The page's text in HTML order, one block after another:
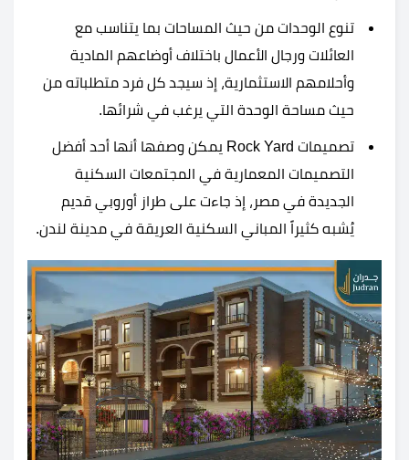
تنوع الوحدات من حيث المساحات بما يتناسب مع
العائلات ورجال الأعمال باختلاف أوضاعهم المادية
وأحلامهم الاستثمارية، إذ سيجد كل فرد متطلباته من
حيث مساحة الوحدة التي يرغب في شرائها.
تصميمات Rock Yard يمكن وصفها أنها أحد أفضل
التصميمات المعمارية في المجتمعات السكنية
الجديدة في مصر، إذ جاءت على طراز أوروبي قديم
يُشبه كثيراً المباني السكنية العريقة في مدينة لندن.